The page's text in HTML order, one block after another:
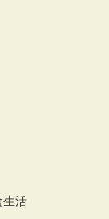
活